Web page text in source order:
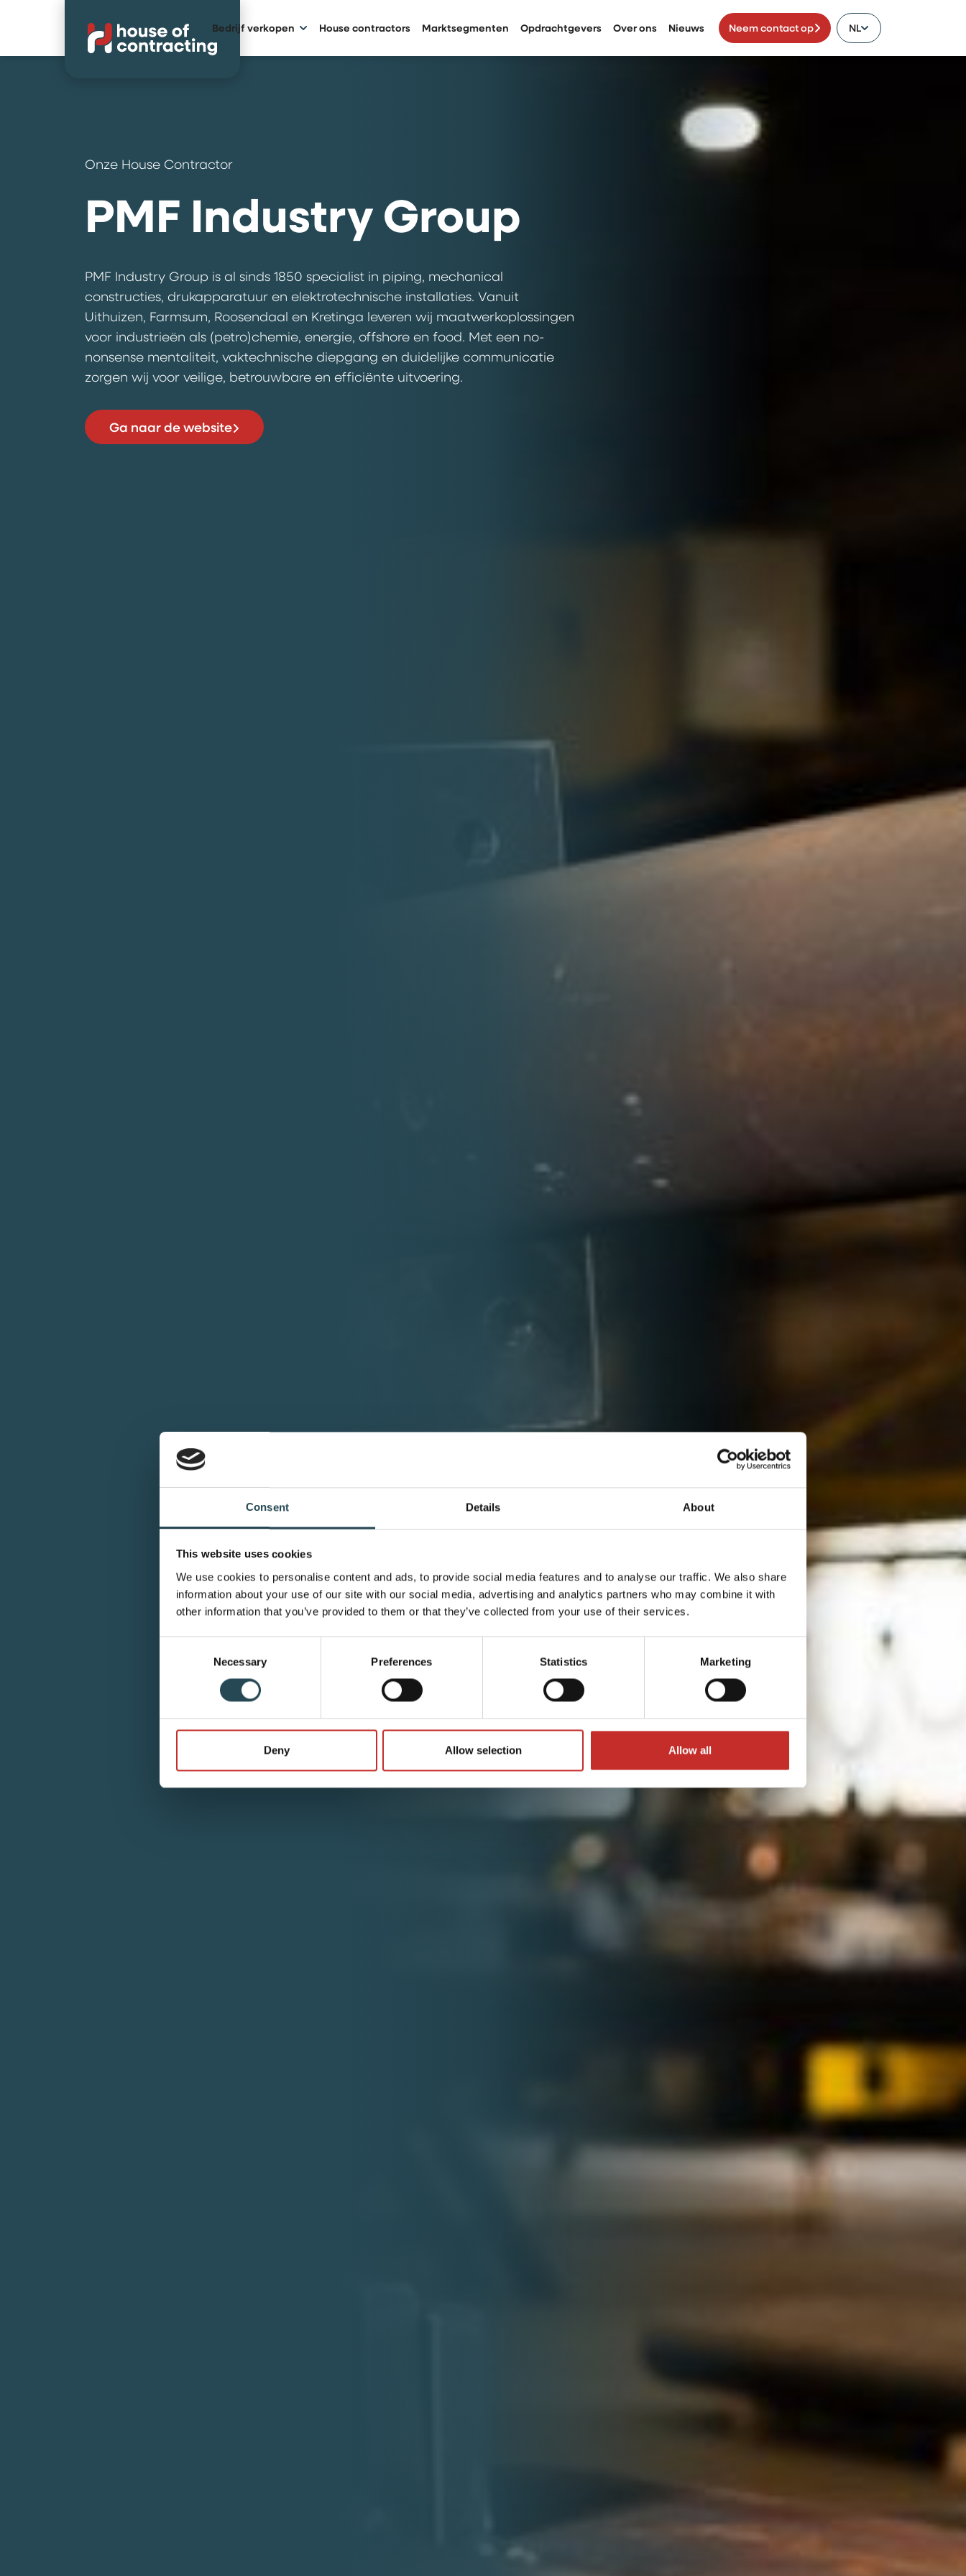
Consent Details About
This website uses cookies
We use cookies to personalise content and ads, to provide social media features and to analyse our traffic. We also share
information about your use of our site with our social media, advertising and analytics partners who may combine it with
other information that you’ve provided to them or that they’ve collected from your use of their services.
Necessary Preferences Statistics Marketing
Deny Allow selection Allow all
Bedrijf verkopen House contractors Marktsegmenten Opdrachtgevers Over ons Nieuws Neem contact op NL
Onze House Contractor
PMF Industry Group
PMF Industry Group is al sinds 1850 specialist in piping, mechanical
constructies, drukapparatuur en elektrotechnische installaties. Vanuit
Uithuizen, Farmsum, Roosendaal en Kretinga leveren wij maatwerkoplossingen
voor industrieën als (petro)chemie, energie, offshore en food. Met een no-
nonsense mentaliteit, vaktechnische diepgang en duidelijke communicatie
zorgen wij voor veilige, betrouwbare en efficiënte uitvoering.
Ga naar de website